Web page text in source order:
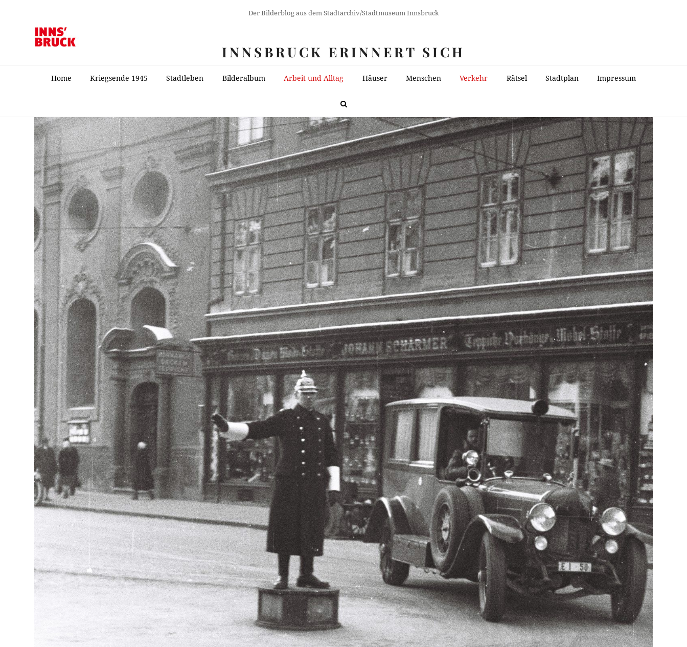
Der Bilderblog aus dem Stadtarchiv/Stadtmuseum Innsbruck
INNSBRUCK ERINNERT SICH
Home Kriegsende 1945 Stadtleben Bilderalbum Arbeit und Alltag Häuser Menschen Verkehr Rätsel Stadtplan Impressum